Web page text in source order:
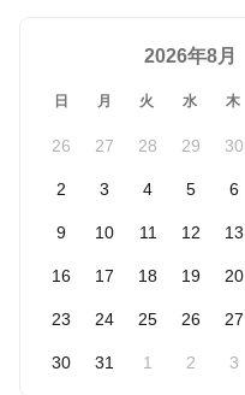
2026年8月
日 月 火 水 木
26 27 28 29 30
2 3 4 5 6
9 10 11 12 13
16 17 18 19 20
23 24 25 26 27
30 31 1 2 3